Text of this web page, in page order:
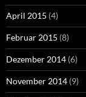
April 2015 (4)
Februar 2015 (8)
Dezember 2014 (6)
November 2014 (9)